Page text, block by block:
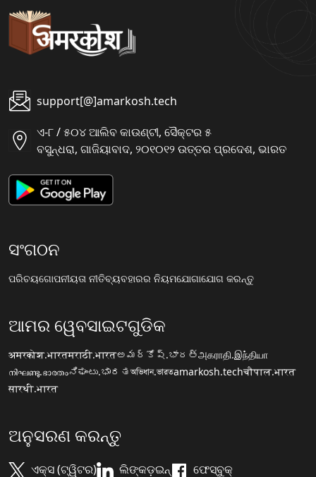
support[@]amarkosh.tech
ଏ-୮ / ୫୦୪ ଆଲିବ କାଉଣ୍ଟୀ, ସୈକ୍ଟର ୫
ବସୁନ୍ଧରା, ଗାଜିୟାବାଦ, ୨୦୧୦୧୨ ଉତ୍ତର ପ୍ରଦେଶ, ଭାରତ
ସଂଗଠନ
ପରିଚୟଗୋପନୀୟତା ନୀତିବ୍ୟବହାରର ନିୟମଯୋଗାଯୋଗ କରନ୍ତୁ
ଆମର ୱେବସାଇଟଗୁଡିକ
अमरकोश.भारतमराठी.भारतఅమర్కోష్.భారత్அகராதி.இந்தியா
നിഘണ്ടു.ഭാരതംನಿಘಂಟು.ಭಾರತঅভিধান.ভারতamarkosh.techचौपाल.भारत
सारथी.भारत
ଅନୁସରଣ କରନ୍ତୁ
ଏକ୍ସ (ଟ୍ୱିଟର) ଲିଙ୍କଡ଼ଇନ୍ ଫେସ୍ବୁକ୍